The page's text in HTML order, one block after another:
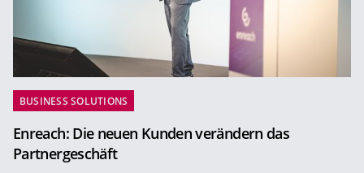
BUSINESS SOLUTIONS
Enreach: Die neuen Kunden verändern das
Partnergeschäft